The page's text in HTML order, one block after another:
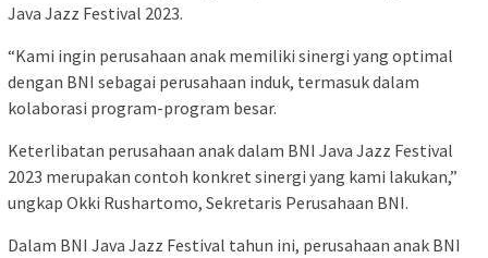
Java Jazz Festival 2023.
“Kami ingin perusahaan anak memiliki sinergi yang optimal
dengan BNI sebagai perusahaan induk, termasuk dalam
kolaborasi program-program besar.
Keterlibatan perusahaan anak dalam BNI Java Jazz Festival
2023 merupakan contoh konkret sinergi yang kami lakukan,”
ungkap Okki Rushartomo, Sekretaris Perusahaan BNI.
Dalam BNI Java Jazz Festival tahun ini, perusahaan anak BNI